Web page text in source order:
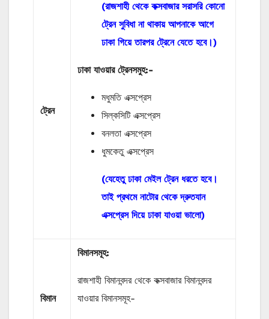
ট্রেন
(রাজশাহী থেকে কক্সবাজার সরাসরি কোনো
ট্রেন সুবিধা না থাকায় আপনাকে আগে
ঢাকা গিয়ে তারপর ট্রেনে যেতে হবে।)
ঢাকা যাওয়ার ট্রেনসমুহ:-
মধুমতি এক্সপ্রেস
সিল্কসিটি এক্সপ্রেস
বনলতা এক্সপ্রেস
ধুমকেতু এক্সপ্রেস
(যেহেতু ঢাকা মেইল ট্রেন ধরতে হবে।
তাই প্রথমে নাটোর থেকে দ্রুতযান
এক্সপ্রেস দিয়ে ঢাকা যাওয়া ভালো)
বিমান
বিমানসমূহ:
রাজশাহী বিমানবন্দর থেকে কক্সবাজার বিমানবন্দর
যাওয়ার বিমানসমূহ-